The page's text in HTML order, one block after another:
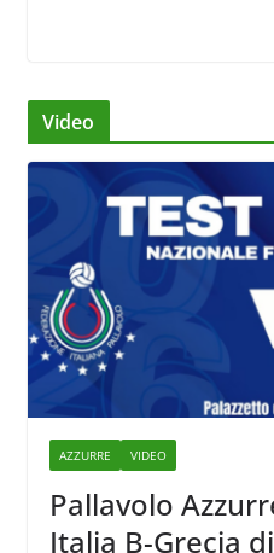
Video
AZZURRE VIDEO
Pallavolo
Italia B-Grecia